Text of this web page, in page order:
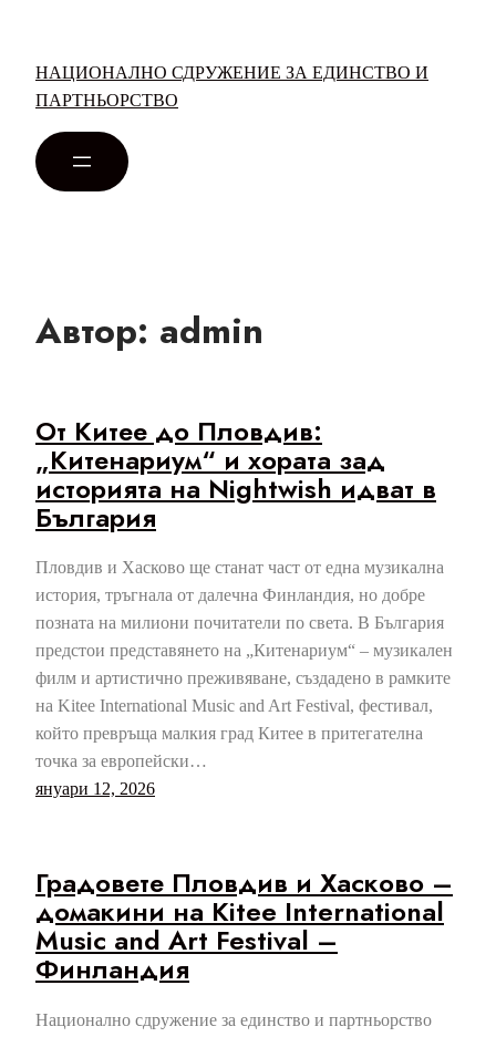
НАЦИОНАЛНО СДРУЖЕНИЕ ЗА ЕДИНСТВО И
ПАРТНЬОРСТВО
Автор: admin
От Китее до Пловдив:
„Китенариум“ и хората зад
историята на Nightwish идват в
България
Пловдив и Хасково ще станат част от една музикална
история, тръгнала от далечна Финландия, но добре
позната на милиони почитатели по света. В България
предстои представянето на „Китенариум“ – музикален
филм и артистично преживяване, създадено в рамките
на Kitee International Music and Art Festival, фестивал,
който превръща малкия град Китее в притегателна
точка за европейски…
януари 12, 2026
Градовете Пловдив и Хасково –
домакини на Kitee International
Music and Art Festival –
Финландия
Национално сдружение за единство и партньорство